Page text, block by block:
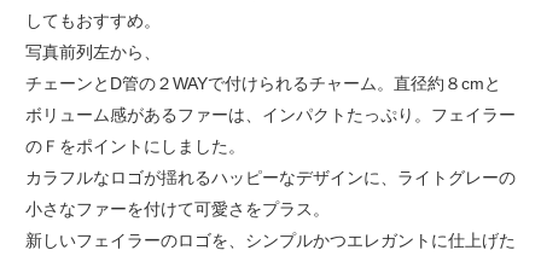
してもおすすめ。
写真前列左から、
チェーンとD管の２WAYで付けられるチャーム。直径約８cmと
ボリューム感があるファーは、インパクトたっぷり。フェイラー
のＦをポイントにしました。
カラフルなロゴが揺れるハッピーなデザインに、ライトグレーの
小さなファーを付けて可愛さをプラス。
新しいフェイラーのロゴを、シンプルかつエレガントに仕上げた